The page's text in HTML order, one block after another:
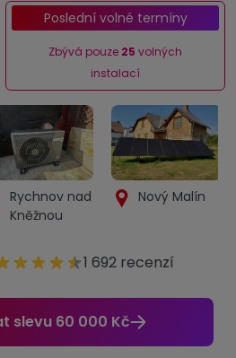
Poslední volné termíny
Zbývá pouze 25 volných
instalací
Rychnov nad
Kněžnou
Nový Malín
Detail
realizace
1 692 recenzí
slevu 60 000 Kč